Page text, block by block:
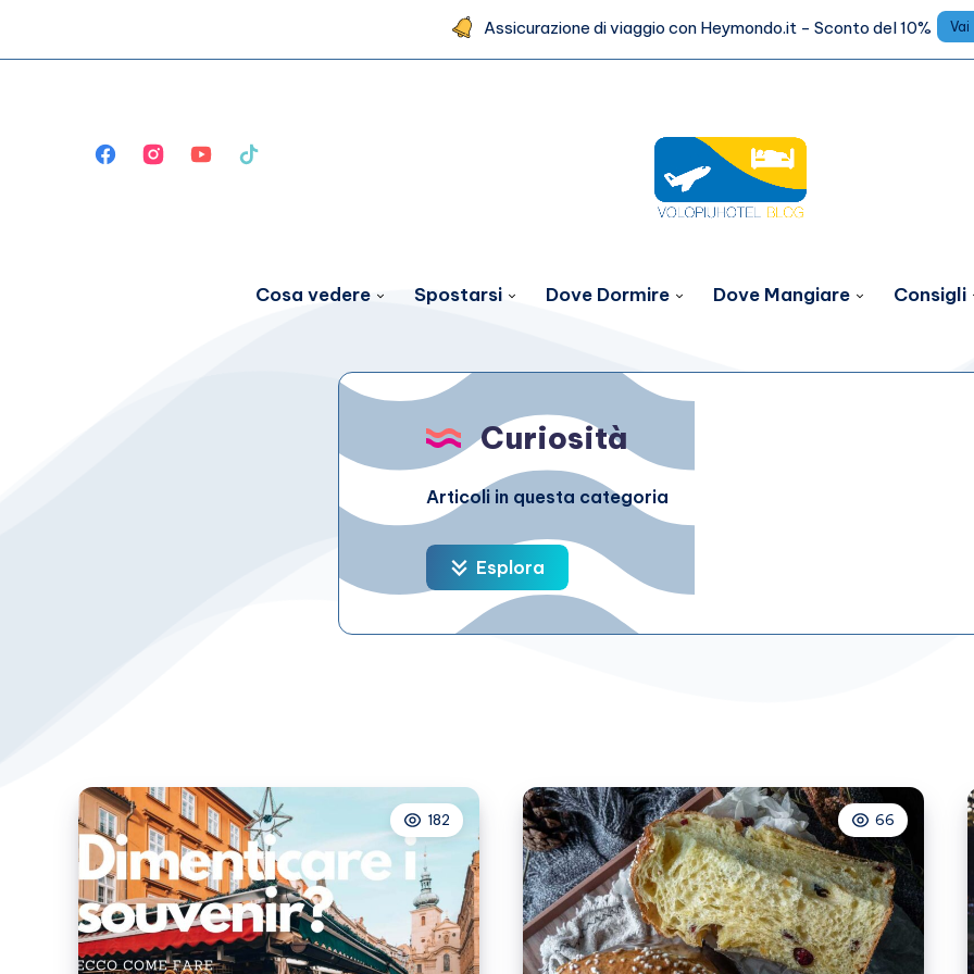
Assicurazione di viaggio con Heymondo.it - Sconto del 10% Vai
Cosa vedere Spostarsi Dove Dormire Dove Mangiare Consigli
Curiosità
Articoli in questa categoria
Esplora
182 66